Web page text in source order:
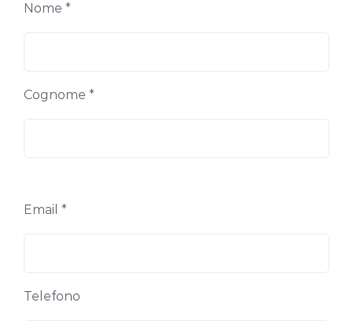
Nome *
Cognome *
Email *
Telefono